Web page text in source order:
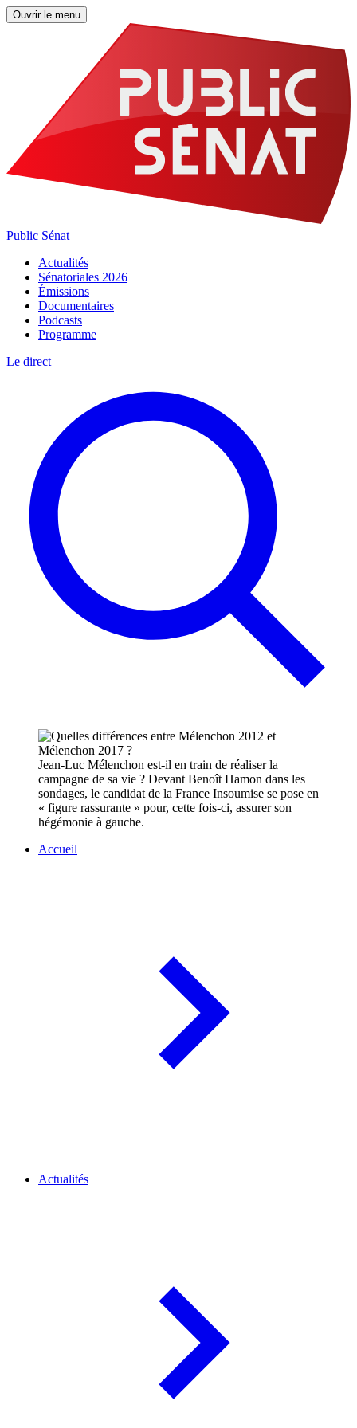
Ouvrir le menu
Public Sénat
Actualités
Sénatoriales 2026
Émissions
Documentaires
Podcasts
Programme
Le direct
Jean-Luc Mélenchon est-il en train de réaliser la
campagne de sa vie ? Devant Benoît Hamon dans les
sondages, le candidat de la France Insoumise se pose en
« figure rassurante » pour, cette fois-ci, assurer son
hégémonie à gauche.
Accueil
Actualités